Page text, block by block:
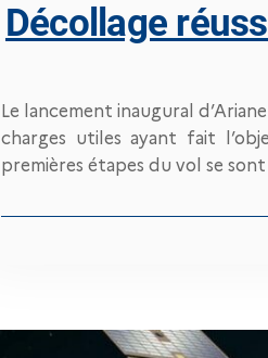
Décollage
Le lancement inaugural
charges utiles ayant fait
premières étapes du vol se